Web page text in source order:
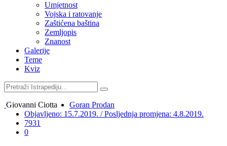
Umjetnost
Vojska i ratovanje
Zaštićena baština
Zemljopis
Znanost
Galerije
Teme
Kviz
Giovanni Ciotta
Goran Prodan
Objavljeno: 15.7.2019. / Posljednja promjena: 4.8.2019.
7931
0